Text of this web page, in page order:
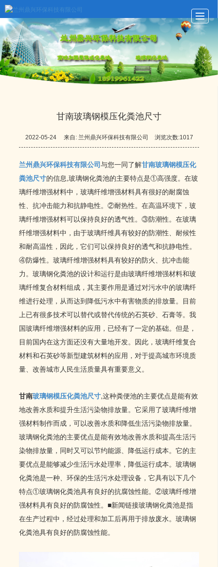
首页 玻璃钢化粪池 化粪池动态 化粪池展示关于鼎兴留言反馈联系我们 LBS
甘南玻璃钢模压化粪池尺寸
2022-05-24 来自: 兰州鼎兴环保科技有限公司 浏览次数:1017
兰州鼎兴环保科技有限公司与您一同了解甘南玻璃钢模压化
粪池尺寸的信息,玻璃钢化粪池的主要特点是①高强度。在玻
璃纤维增强材料中，玻璃纤维增强材料具有很好的耐腐蚀
性、抗冲击能力和抗静电性。②耐热性。在高温环境下，玻
璃纤维增强材料可以保持良好的透气性。③防潮性。在玻璃
纤维增强材料中，由于玻璃纤维具有较好的防潮性、耐候性
和耐高温性，因此，它们可以保持良好的透气和抗静电性。
④防爆性。玻璃纤维增强材料具有较好的防火、抗冲击能
力。玻璃钢化粪池的设计和运行是由玻璃纤维增强材料和玻
璃纤维复合材料组成，其主要作用是通过对污水中的玻璃纤
维进行处理，从而达到降低污水中有害物质的排放量。目前
上已有很多技术可以替代或替代传统的石英砂、石膏等。我
国玻璃纤维增强材料的应用，已经有了一定的基础。但是，
目前国内在这方面还没有大量地开发。因此，玻璃纤维复合
材料和石英砂等新型建筑材料的应用，对于提高城市环境质
量、改善城市人民生活质量具有重要意义。
甘南玻璃钢模压化粪池尺寸,这种粪便池的主要优点是能有效
地改善水质和提升生活污染物排放量。它采用了玻璃纤维增
强材料制作而成，可以改善水质和降低生活污染物排放量。
玻璃钢化粪池的主要优点是能有效地改善水质和提高生活污
染物排放量，同时又可以节约能源、降低运行成本。它的主
要优点是能够减少生活污水处理率，降低运行成本。玻璃钢
化粪池是一种、环保的生活污水处理设备，它具有以下几个
特点①玻璃钢化粪池具有良好的抗腐蚀性能。②玻璃纤维增
强材料具有良好的防腐蚀性。■新闻链接玻璃钢化粪池是指
在生产过程中，经过处理和加工后再用于排放废水。玻璃钢
化粪池具有良好的防腐蚀性能。